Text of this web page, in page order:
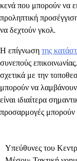
κενά που μπορούν να
προληπτική
να δεχτούν γκολ.
Η επίγνωση της
συνεπούς
σχετικά με την
μπορούν να
είναι ιδιαίτερα
προσαρμογές μπορούν
Post
Υπεύθυνες του